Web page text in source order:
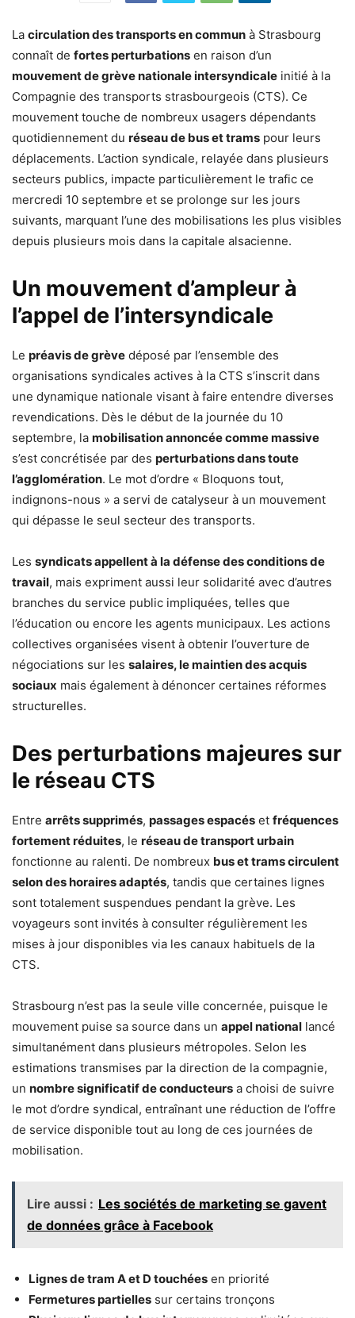
La circulation des transports en commun à Strasbourg
connaît de fortes perturbations en raison d’un
mouvement de grève nationale intersyndicale initié à la
Compagnie des transports strasbourgeois (CTS). Ce
mouvement touche de nombreux usagers dépendants
quotidiennement du réseau de bus et trams pour leurs
déplacements. L’action syndicale, relayée dans plusieurs
secteurs publics, impacte particulièrement le trafic ce
mercredi 10 septembre et se prolonge sur les jours
suivants, marquant l’une des mobilisations les plus visibles
depuis plusieurs mois dans la capitale alsacienne.
Un mouvement d’ampleur à
l’appel de l’intersyndicale
Le préavis de grève déposé par l’ensemble des
organisations syndicales actives à la CTS s’inscrit dans
une dynamique nationale visant à faire entendre diverses
revendications. Dès le début de la journée du 10
septembre, la mobilisation annoncée comme massive
s’est concrétisée par des perturbations dans toute
l’agglomération. Le mot d’ordre « Bloquons tout,
indignons-nous » a servi de catalyseur à un mouvement
qui dépasse le seul secteur des transports.
Les syndicats appellent à la défense des conditions de
travail, mais expriment aussi leur solidarité avec d’autres
branches du service public impliquées, telles que
l’éducation ou encore les agents municipaux. Les actions
collectives organisées visent à obtenir l’ouverture de
négociations sur les salaires, le maintien des acquis
sociaux mais également à dénoncer certaines réformes
structurelles.
Des perturbations majeures sur
le réseau CTS
Entre arrêts supprimés, passages espacés et fréquences
fortement réduites, le réseau de transport urbain
fonctionne au ralenti. De nombreux bus et trams circulent
selon des horaires adaptés, tandis que certaines lignes
sont totalement suspendues pendant la grève. Les
voyageurs sont invités à consulter régulièrement les
mises à jour disponibles via les canaux habituels de la
CTS.
Strasbourg n’est pas la seule ville concernée, puisque le
mouvement puise sa source dans un appel national lancé
simultanément dans plusieurs métropoles. Selon les
estimations transmises par la direction de la compagnie,
un nombre significatif de conducteurs a choisi de suivre
le mot d’ordre syndical, entraînant une réduction de l’offre
de service disponible tout au long de ces journées de
mobilisation.
Lire aussi : Les sociétés de marketing se gavent
de données grâce à Facebook
Lignes de tram A et D touchées en priorité
Fermetures partielles sur certains tronçons